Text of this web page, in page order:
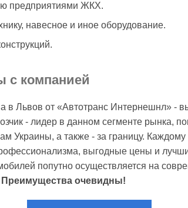
предприятиями ЖКХ.
навесное и иное оборудование.
с компанией
в Львов от «Автотранс Интернешнл» -
- лидер в данном сегменте рынка,
Украины, а также - за границу. Каждому
выгодные цены и
попутно осуществляется на
Преимущества очевидны!